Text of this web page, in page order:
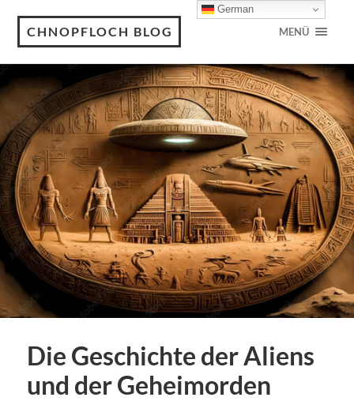
CHNOPFLOCH BLOG MENÜ
Die Geschichte der Aliens
und der Geheimorden
German